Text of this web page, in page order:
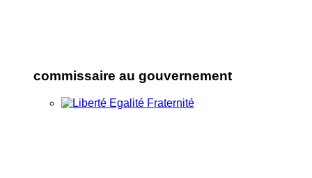
commissaire au gouvernement